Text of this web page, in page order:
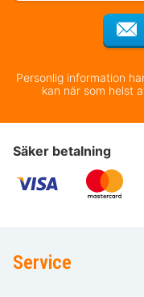
Personlig information
kan när som helst
Säker betalning
Service